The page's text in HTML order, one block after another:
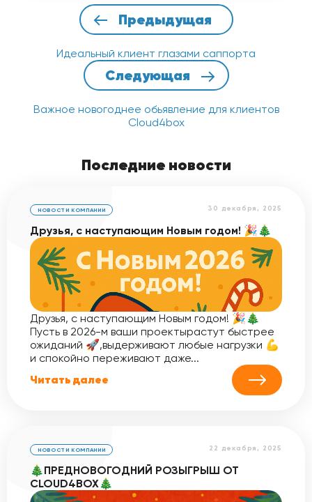
Предыдущая
Идеальный клиент глазами саппорта
Следующая
Важное новогоднее обьявление для клиентов
Cloud4box
Последние новости
30 декабря, 2025
НОВОСТИ КОМПАНИИ
Друзья, с наступающим Новым годом! 🎉🎄
Друзья, с наступающим Новым годом! 🎉🎄
Пусть в 2026-м ваши проектырастут быстрее
ожиданий 🚀,выдерживают любые нагрузки 💪
и спокойно переживают даже...
Читать далее
22 декабря, 2025
НОВОСТИ КОМПАНИИ
🎄ПРЕДНОВОГОДНИЙ РОЗЫГРЫШ ОТ
CLOUD4BOX🎄